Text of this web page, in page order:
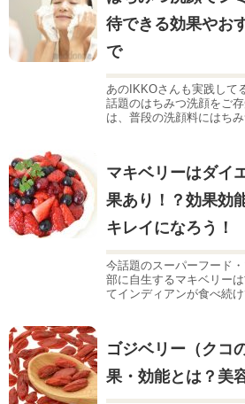
待できる効果やお
で
あのIKKOさんも実践して
話題のはちみつ洗顔をご
は、普段の洗顔料にはちみ
マキベリーはダイ
果あり！？効果効
キレイになろう！
今話題のスーパーフード
部に自生するマキベリー
てインディアンが食べ続け
ゴジベリー（クコ
果・効能とは？美